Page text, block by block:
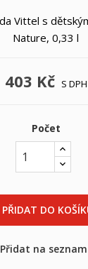
Vittel s
Nature, 0,33 l
403 Kč S DPH
Počet
PŘIDAT DO
Přidat na
přání
přáníabyste si mohli